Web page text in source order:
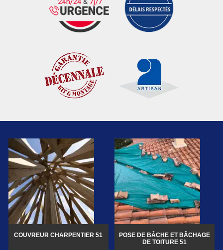
COUVREUR CHARPENTIER 51
POSE DE BÂCHE ET BÂCHAGE
DE TOITURE 51